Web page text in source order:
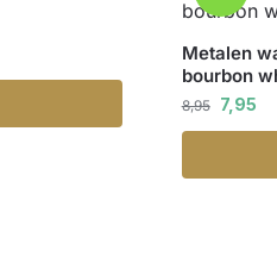
Metalen
bourbon
8,95 7,95